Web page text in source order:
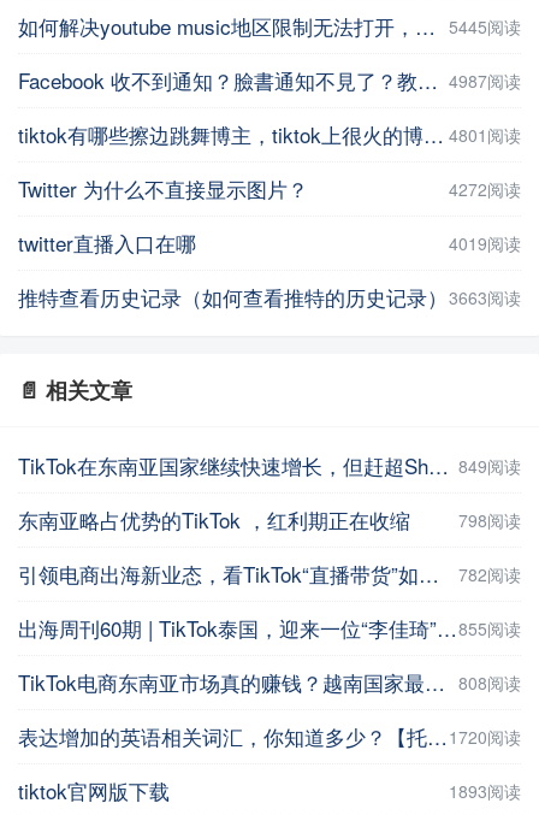
如何解决youtube music地区限制无法打开，并在手机上进行下载操作 5445阅读
Facebook 收不到通知？臉書通知不見了？教你5招輕鬆解決 | iPhoneTipSo 4987阅读
tiktok有哪些擦边跳舞博主，tiktok上很火的博主盘点 4801阅读
Twitter 为什么不直接显示图片？ 4272阅读
twitter直播入口在哪 4019阅读
推特查看历史记录（如何查看推特的历史记录） 3663阅读
📄 相关文章
TikTok在东南亚国家继续快速增长，但赶超Shopee仍需时间 849阅读
东南亚略占优势的TikTok ，红利期正在收缩 798阅读
引领电商出海新业态，看TikTok“直播带货”如何席卷东南亚？ 782阅读
出海周刊60期 | TikTok泰国，迎来一位“李佳琦”；Temu在日本“玩得转”么？855阅读
TikTok电商东南亚市场真的赚钱？越南国家最好做？丨超店有数 808阅读
表达增加的英语相关词汇，你知道多少？【托福雅思增加词汇推荐】 1720阅读
tiktok官网版下载 1893阅读